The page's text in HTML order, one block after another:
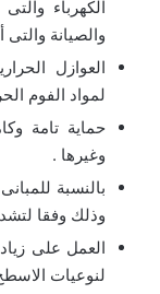
الكهرباء
والصيانة
العوازل
لمواد الفوم
حماية تامة
وغيرها .
بالنسبة
وذلك وفقا
العمل على
لنوعيات